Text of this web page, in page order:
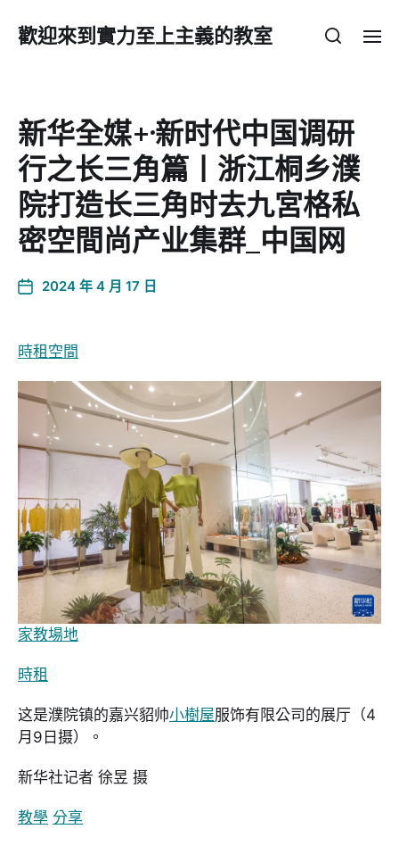
歡迎來到實力至上主義的教室
新华全媒+·新时代中国调研
行之长三角篇丨浙江桐乡濮
院打造长三角时去九宮格私
密空間尚产业集群_中国网
2024 年 4 月 17 日
時租空間
家教場地
時租
这是濮院镇的嘉兴貂帅小樹屋服饰有限公司的展厅（4
月9日摄）。
新华社记者 徐昱 摄
教學 分享